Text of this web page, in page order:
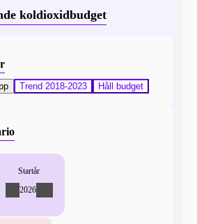
koldioxidbudget
Trend 2018-2023 Håll budget
Startår
2026